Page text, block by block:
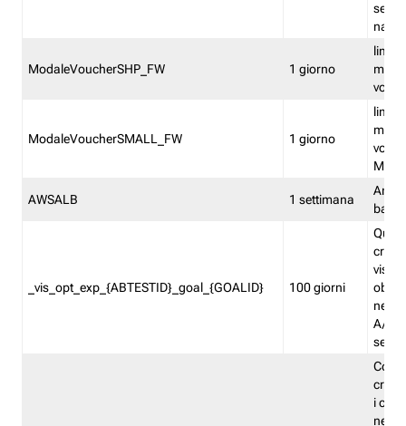
ModaleVoucherSHP_FW 1 giorno
ModaleVoucherSMALL_FW 1 giorno
AWSALB 1 settimana
_vis_opt_exp_{ABTESTID}_goal_{GOALID} 100 giorni
nel
A/B.
i
nel